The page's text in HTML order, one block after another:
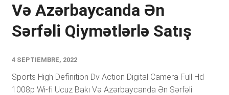
Və Azərbaycanda Ən
Sərfəli Qiymətlərlə Satış
4 SEPTIEMBRE, 2022
Sports High Definition Dv Action Digital Camera Full Hd
1008p Wi-fi Ucuz Bakı Və Azərbaycanda Ən Sərfəli